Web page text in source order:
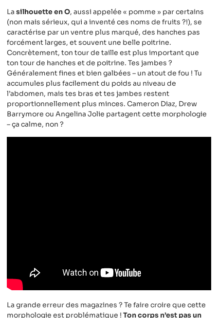
La silhouette en O, aussi appelée « pomme » par certains
(non mais sérieux, qui a inventé ces noms de fruits ?!), se
caractérise par un ventre plus marqué, des hanches pas
forcément larges, et souvent une belle poitrine.
Concrètement, ton tour de taille est plus important que
ton tour de hanches et de poitrine. Tes jambes ?
Généralement fines et bien galbées – un atout de fou ! Tu
accumules plus facilement du poids au niveau de
l’abdomen, mais tes bras et tes jambes restent
proportionnellement plus minces. Cameron Diaz, Drew
Barrymore ou Angelina Jolie partagent cette morphologie
– ça calme, non ?
La grande erreur des magazines ? Te faire croire que cette
morphologie est problématique ! Ton corps n’est pas un